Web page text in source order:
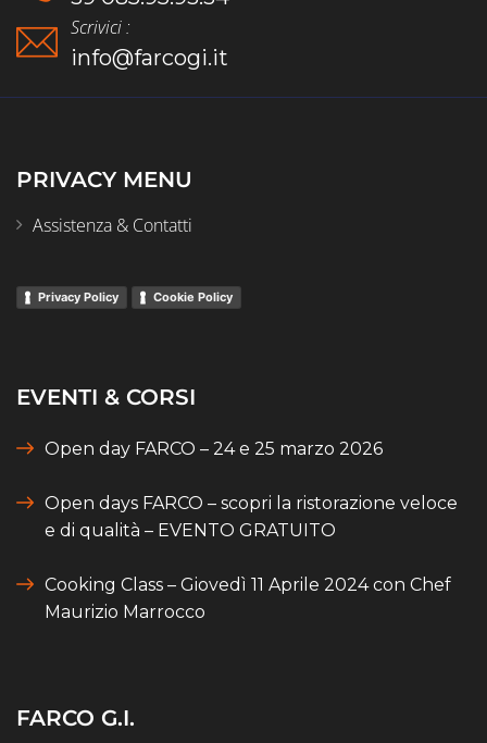
Scrivici :
info@farcogi.it
PRIVACY MENU
Assistenza & Contatti
Privacy Policy Cookie Policy
EVENTI & CORSI
Open day FARCO – 24 e 25 marzo 2026
Open days FARCO – scopri la ristorazione veloce
e di qualità – EVENTO GRATUITO
Cooking Class – Giovedì 11 Aprile 2024 con Chef
Maurizio Marrocco
FARCO G.I.